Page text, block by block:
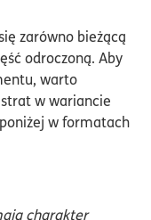
zarówno bieżącą
odroczoną. Aby
warto
w wariancie
w formatach
charakter